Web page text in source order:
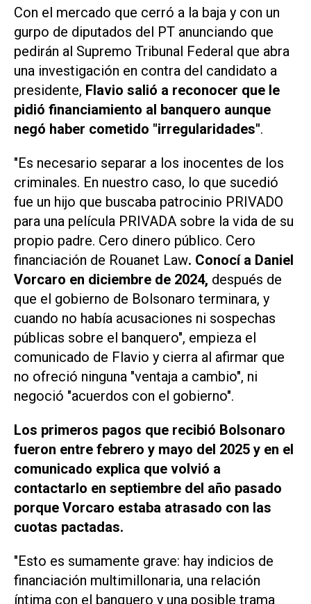
Con el mercado que cerró a la baja y con un
gurpo de diputados del PT anunciando que
pedirán al Supremo Tribunal Federal que abra
una investigación en contra del candidato a
presidente, Flavio salió a reconocer que le
pidió financiamiento al banquero aunque
negó haber cometido "irregularidades".
"Es necesario separar a los inocentes de los
criminales. En nuestro caso, lo que sucedió
fue un hijo que buscaba patrocinio PRIVADO
para una película PRIVADA sobre la vida de su
propio padre. Cero dinero público. Cero
financiación de Rouanet Law. Conocí a Daniel
Vorcaro en diciembre de 2024, después de
que el gobierno de Bolsonaro terminara, y
cuando no había acusaciones ni sospechas
públicas sobre el banquero", empieza el
comunicado de Flavio y cierra al afirmar que
no ofreció ninguna "ventaja a cambio", ni
negoció "acuerdos con el gobierno".
Los primeros pagos que recibió Bolsonaro
fueron entre febrero y mayo del 2025 y en el
comunicado explica que volvió a
contactarlo en septiembre del año pasado
porque Vorcaro estaba atrasado con las
cuotas pactadas.
"Esto es sumamente grave: hay indicios de
financiación multimillonaria, una relación
íntima con el banquero y una posible trama